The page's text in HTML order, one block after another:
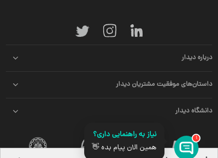
درباره دیدار
داستان‌های موفقیت مشتریان دیدار
دانشگاه دیدار
نیاز به راهنمایی داری؟
همین الان پیام بده 👋
1
قدرت گرفته از